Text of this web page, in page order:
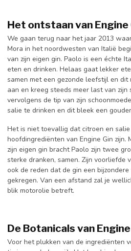
Het ontstaan van Engine
We gaan terug naar het jaar 2013
Mora in het noordwesten van Italië
van zijn eigen gin. Paolo is een échte
eten en drinken. Helaas gaat lekker
samen met een gezonde leefstijl en dit
aan en kreeg steeds meer last van zijn
vervolgens de tip van zijn
salie te drinken en dit bleek een
Het is niet toevallig dat citroen en
hoofdingrediënten van Engine Gin zijn.
zijn eigen gin bracht Paolo zijn twee
sterke dranken, samen. Zijn voorliefde
ook de reden dat de gin een
gekregen. Van een afstand zal je
blik motorolie betreft.
De Botanicals van
Voor het plukken van de ingrediënten